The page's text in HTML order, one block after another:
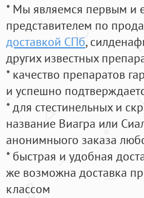
* Мы являемся первым и
представителем по
доставкой СПб,
других известных
* качество препаратов
и успешно
* для стестинельных и
название Виагра или
анонимныого заказа
* быстрая и удобная
же возможна доставка
классом